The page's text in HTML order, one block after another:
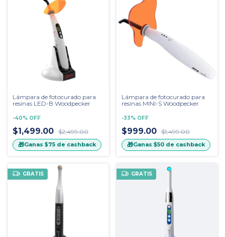
Lámpara de fotocurado para
resinas LED-B Woodpecker
-40% OFF
$1,499.00 $2,499.00
🎁Ganas $75 de cashback
Lámpara de fotocurado para
resinas MINI-S Woodpecker
-33% OFF
$999.00 $1,499.00
🎁Ganas $50de cashback
GRATIS GRATIS